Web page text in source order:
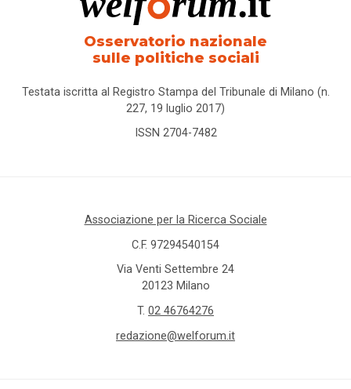
Osservatorio nazionale
sulle politiche sociali
Testata iscritta al Registro Stampa del Tribunale di Milano (n.
227, 19 luglio 2017)
ISSN 2704-7482
Associazione per la Ricerca Sociale
C.F. 97294540154
Via Venti Settembre 24
20123 Milano
T. 02 46764276
redazione@welforum.it